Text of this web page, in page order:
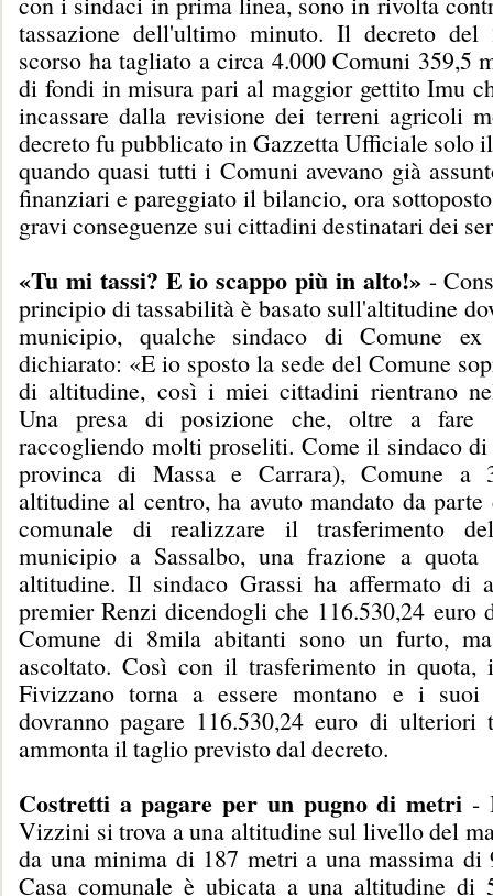
tassazione dell'ultimo minuto. Il decreto del
scorso ha tagliato a circa 4.000 Comuni 359,5
di fondi in misura pari al maggior gettito Imu
incassare dalla revisione dei terreni agricoli
decreto fu pubblicato in Gazzetta Ufficiale solo
quando quasi tutti i Comuni avevano già
finanziari e pareggiato il bilancio, ora
gravi conseguenze sui cittadini destinatari dei
«Tu mi tassi? E io scappo più in alto!»-
principio di tassabilità è basato sull'altitudine
municipio, qualche sindaco di Comune ex
dichiarato: «E io sposto la sede del Comune
di altitudine, così i miei cittadini rientrano
Una presa di posizione che, oltre a fare
raccogliendo molti proseliti. Come il sindaco
provinca di Massa e Carrara), Comune a
altitudine al centro, ha avuto mandato da
comunale di realizzare il trasferimento
municipio a Sassalbo, una frazione a
altitudine. Il sindaco Grassi ha affermato di
premier Renzi dicendogli che 116.530,24 euro
Comune di 8mila abitanti sono un furto,
ascoltato. Così con il trasferimento in quota,
Fivizzano torna a essere montano e i suoi
dovranno pagare 116.530,24 euro di ulteriori
ammonta il taglio previsto dal decreto.
Costretti a pagare per un pugno di metri -
Vizzini si trova a una altitudine sul livello del
da una minima di 187 metri a una massima di
Casa comunale è ubicata a una altitudine